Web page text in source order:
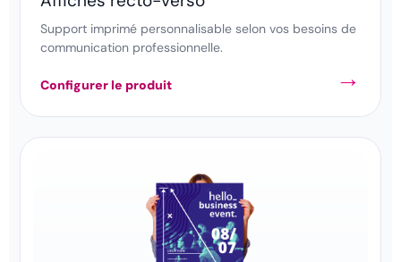
Support imprimé personnalisable selon vos besoins de
communication professionnelle.
Configurer le produit